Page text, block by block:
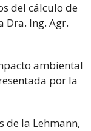
del cálculo de
Dra. Ing. Agr.
ambiental
por la
de la Lehmann,